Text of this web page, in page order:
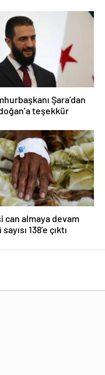
Şara’dan
teşekkür
can almaya devam
138’e çıktı